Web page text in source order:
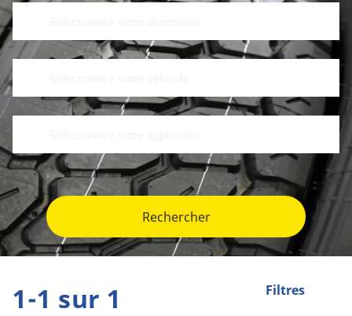
Rechercher
Filtres
1-1 sur 1